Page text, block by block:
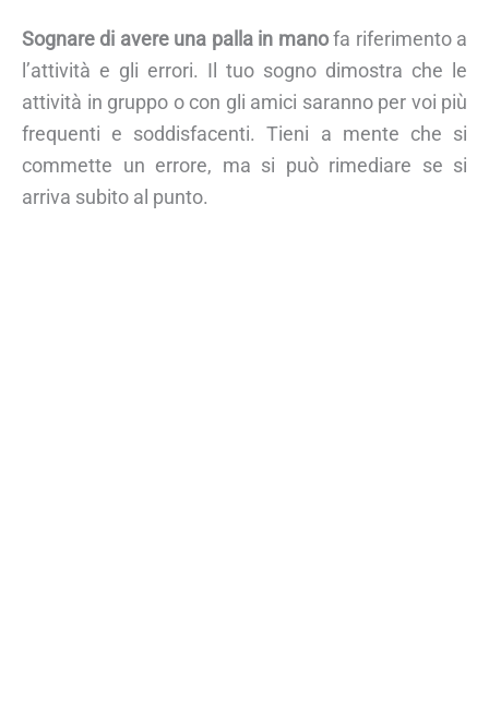
Sognare di avere una palla in manofa riferimento a
l’attività e gli errori. Il tuo sogno dimostra che le
attività in gruppo o con gli amici saranno per voi più
frequenti e soddisfacenti. Tieni a mente che si
commette un errore, ma si può rimediare se si
arriva subito al punto.